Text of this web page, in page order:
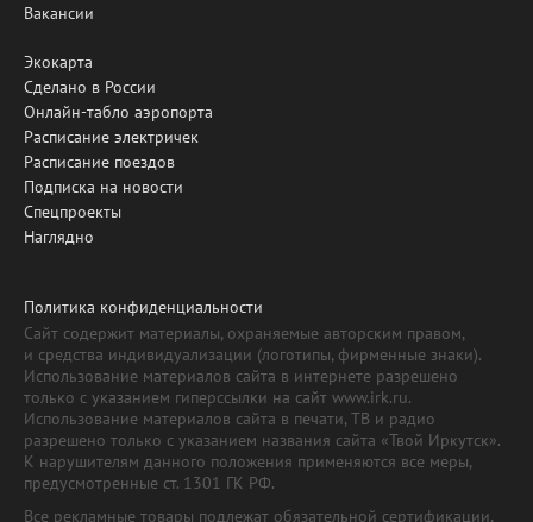
Вакансии
Экокарта
Сделано в России
Онлайн-табло аэропорта
Расписание электричек
Расписание поездов
Подписка на новости
Спецпроекты
Наглядно
Политика конфиденциальности
Сайт содержит материалы, охраняемые авторским правом,
и средства индивидуализации (логотипы, фирменные знаки).
Использование материалов сайта в интернете разрешено
только с указанием гиперссылки на сайт www.irk.ru.
Использование материалов сайта в печати, ТВ и радио
разрешено только с указанием названия сайта «Твой Иркутск».
К нарушителям данного положения применяются все меры,
предусмотренные ст. 1301 ГК РФ.
Все рекламные товары подлежат обязательной сертификации,